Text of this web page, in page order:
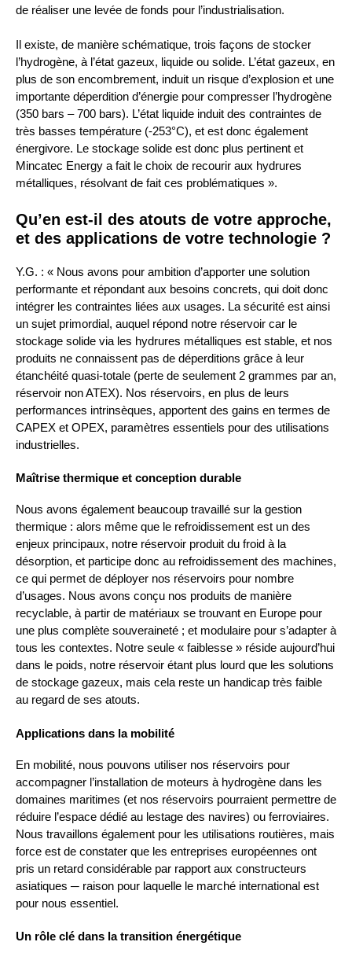
de réaliser une levée de fonds pour l’industrialisation.
Il existe, de manière schématique, trois façons de stocker
l’hydrogène, à l’état gazeux, liquide ou solide. L’état gazeux, en
plus de son encombrement, induit un risque d’explosion et une
importante déperdition d’énergie pour compresser l’hydrogène
(350 bars – 700 bars). L’état liquide induit des contraintes de
très basses température (-253°C), et est donc également
énergivore. Le stockage solide est donc plus pertinent et
Mincatec Energy a fait le choix de recourir aux hydrures
métalliques, résolvant de fait ces problématiques ».
Qu’en est-il des atouts de votre approche,
et des applications de votre technologie ?
Y.G. : « Nous avons pour ambition d’apporter une solution
performante et répondant aux besoins concrets, qui doit donc
intégrer les contraintes liées aux usages. La sécurité est ainsi
un sujet primordial, auquel répond notre réservoir car le
stockage solide via les hydrures métalliques est stable, et nos
produits ne connaissent pas de déperditions grâce à leur
étanchéité quasi-totale (perte de seulement 2 grammes par an,
réservoir non ATEX). Nos réservoirs, en plus de leurs
performances intrinsèques, apportent des gains en termes de
CAPEX et OPEX, paramètres essentiels pour des utilisations
industrielles.
Maîtrise thermique et conception durable
Nous avons également beaucoup travaillé sur la gestion
thermique : alors même que le refroidissement est un des
enjeux principaux, notre réservoir produit du froid à la
désorption, et participe donc au refroidissement des machines,
ce qui permet de déployer nos réservoirs pour nombre
d’usages. Nous avons conçu nos produits de manière
recyclable, à partir de matériaux se trouvant en Europe pour
une plus complète souveraineté ; et modulaire pour s’adapter à
tous les contextes. Notre seule « faiblesse » réside aujourd’hui
dans le poids, notre réservoir étant plus lourd que les solutions
de stockage gazeux, mais cela reste un handicap très faible
au regard de ses atouts.
Applications dans la mobilité
En mobilité, nous pouvons utiliser nos réservoirs pour
accompagner l’installation de moteurs à hydrogène dans les
domaines maritimes (et nos réservoirs pourraient permettre de
réduire l’espace dédié au lestage des navires) ou ferroviaires.
Nous travaillons également pour les utilisations routières, mais
force est de constater que les entreprises européennes ont
pris un retard considérable par rapport aux constructeurs
asiatiques ─ raison pour laquelle le marché international est
pour nous essentiel.
Un rôle clé dans la transition énergétique